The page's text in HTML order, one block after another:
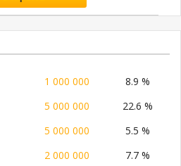
1 000 000
8.9 %
5 000 000
22.6 %
5 000 000
5.5 %
2 000 000
7.7 %